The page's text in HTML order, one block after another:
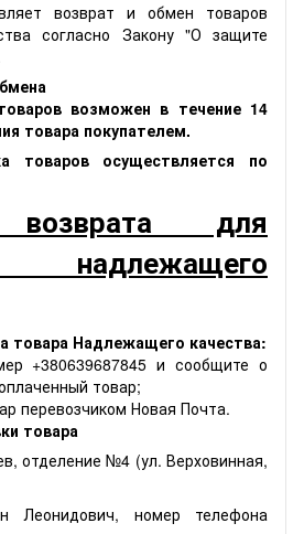
возврат и обмен товаров
согласно Закону "О защите
возможен в течение 14
товара покупателем.
товаров осуществляется по
возврата для
надлежащего
товара Надлежащего качества:
+380639687845 и сообщите о
товар;
перевозчиком Новая Почта.
товара
отделение №4 (ул. Верховинная,
Леонидович, номер телефона